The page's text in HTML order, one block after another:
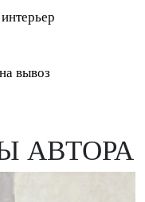
вывоз
АВТОРА